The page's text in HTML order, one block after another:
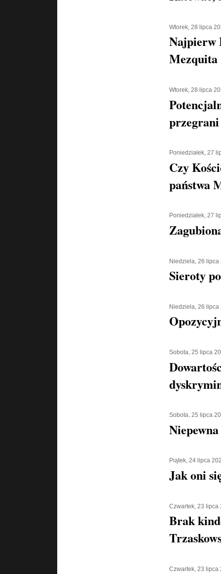
Wtorek, 28 lipca
Najpierw
Wtorek, 28 lipca
przegrani
Poniedziałek, 27
Czy
państwa
Poniedziałek, 27
Niedziela, 26 lipca
Sieroty
Niedziela, 26 lipca
Sobota, 25 lipca
Sobota, 25 lipca
Piątek, 24 lipca
Jak oni
Czwartek, 23 lipca
Brak
Czwartek, 23 lipca